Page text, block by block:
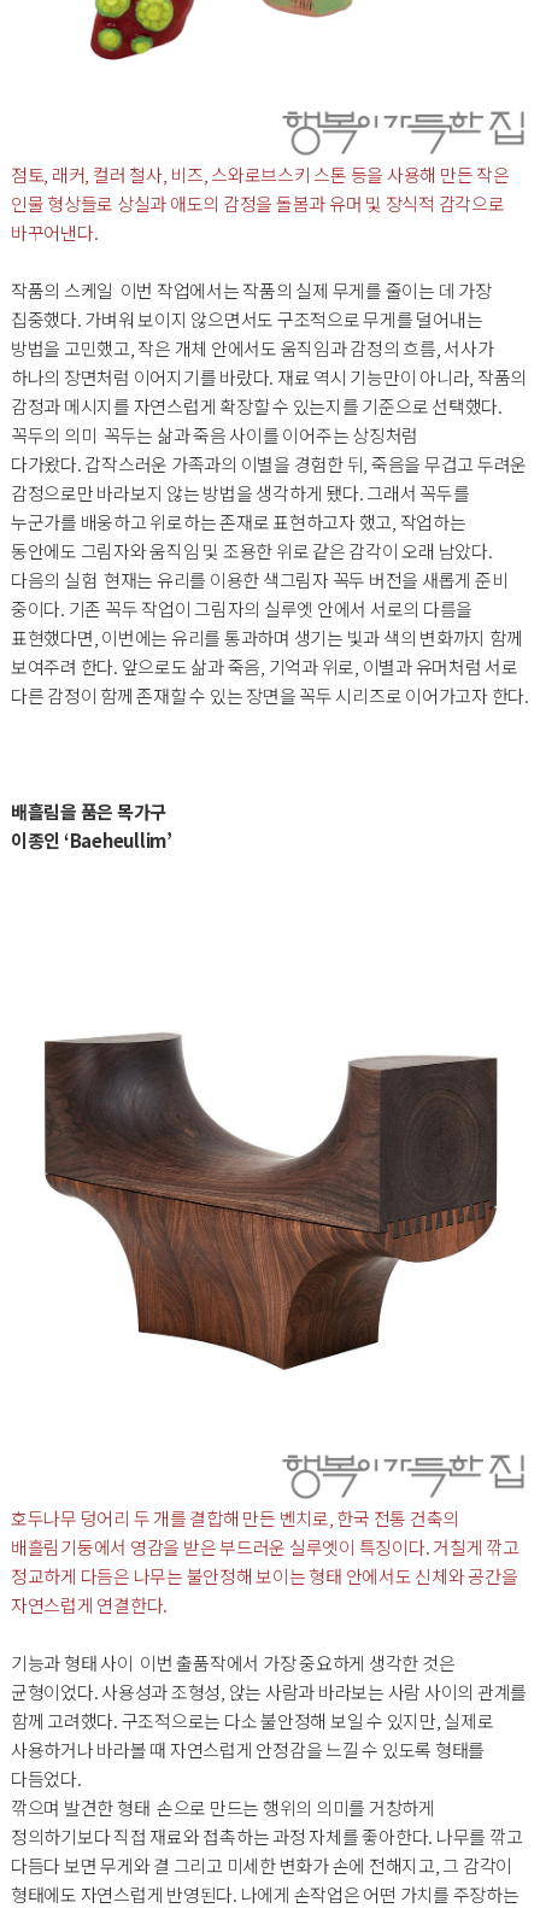
점토, 래커, 컬러 철사, 비즈, 스와로브스키 스톤 등을 사용해 만든 작은
인물 형상들로 상실과 애도의 감정을 돌봄과 유머 및 장식적 감각으로
바꾸어낸다.
작품의 스케일 이번 작업에서는 작품의 실제 무게를 줄이는 데 가장
집중했다. 가벼워 보이지 않으면서도 구조적으로 무게를 덜어내는
방법을 고민했고, 작은 개체 안에서도 움직임과 감정의 흐름, 서사가
하나의 장면처럼 이어지기를 바랐다. 재료 역시 기능만이 아니라, 작품의
감정과 메시지를 자연스럽게 확장할 수 있는지를 기준으로 선택했다.
꼭두의 의미 꼭두는 삶과 죽음 사이를 이어주는 상징처럼
다가왔다. 갑작스러운 가족과의 이별을 경험한 뒤, 죽음을 무겁고 두려운
감정으로만 바라보지 않는 방법을 생각하게 됐다. 그래서 꼭두를
누군가를 배웅하고 위로하는 존재로 표현하고자 했고, 작업하는
동안에도 그림자와 움직임 및 조용한 위로 같은 감각이 오래 남았다.
다음의 실험 현재는 유리를 이용한 색그림자 꼭두 버전을 새롭게 준비
중이다. 기존 꼭두 작업이 그림자의 실루엣 안에서 서로의 다름을
표현했다면, 이번에는 유리를 통과하며 생기는 빛과 색의 변화까지 함께
보여주려 한다. 앞으로도 삶과 죽음, 기억과 위로, 이별과 유머처럼 서로
다른 감정이 함께 존재할 수 있는 장면을 꼭두 시리즈로 이어가고자 한다.
배흘림을 품은 목가구
이종인 ‘Baeheullim’
호두나무 덩어리 두 개를 결합해 만든 벤치로, 한국 전통 건축의
배흘림기둥에서 영감을 받은 부드러운 실루엣이 특징이다. 거칠게 깎고
정교하게 다듬은 나무는 불안정해 보이는 형태 안에서도 신체와 공간을
자연스럽게 연결한다.
기능과 형태 사이 이번 출품작에서 가장 중요하게 생각한 것은
균형이었다. 사용성과 조형성, 앉는 사람과 바라보는 사람 사이의 관계를
함께 고려했다. 구조적으로는 다소 불안정해 보일 수 있지만, 실제로
사용하거나 바라볼 때 자연스럽게 안정감을 느낄 수 있도록 형태를
다듬었다.
깎으며 발견한 형태 손으로 만드는 행위의 의미를 거창하게
정의하기보다 직접 재료와 접촉하는 과정 자체를 좋아한다. 나무를 깎고
다듬다 보면 무게와 결 그리고 미세한 변화가 손에 전해지고, 그 감각이
형태에도 자연스럽게 반영된다. 나에게 손작업은 어떤 가치를 주장하는